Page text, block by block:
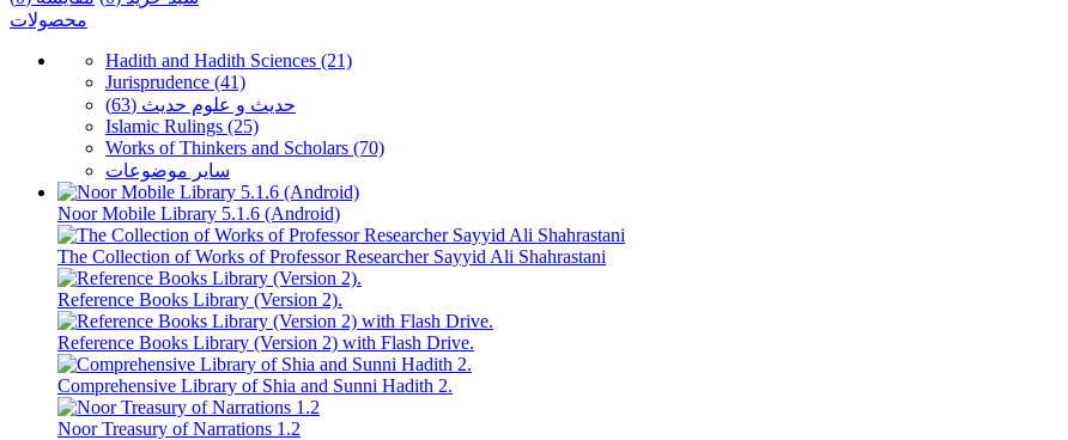
محصولات
Hadith and Hadith Sciences (21)
Jurisprudence (41)
حدیث و علوم حدیث (63)
Islamic Rulings (25)
Works of Thinkers and Scholars (70)
سایر موضوعات
Noor Mobile Library 5.1.6 (Android)
The Collection of Works of Professor Researcher Sayyid Ali Shahrastani
Reference Books Library (Version 2).
Reference Books Library (Version 2) with Flash Drive.
Comprehensive Library of Shia and Sunni Hadith 2.
Noor Treasury of Narrations 1.2